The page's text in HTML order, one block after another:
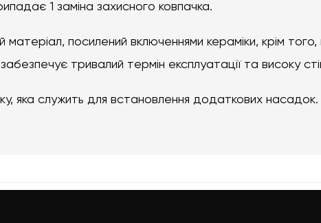
1 заміна захисного ковпачка.
посилений включеннями кераміки, крім
тривалий термін експлуатації та високу
яка служить для встановлення додаткових